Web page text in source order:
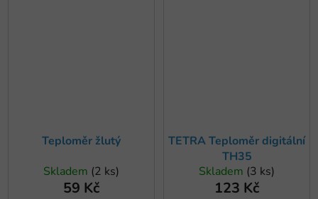
Teploměr žlutý
Skladem (2 ks)
59 Kč
TETRA Teploměr digitální
TH35
Skladem (3 ks)
123 Kč